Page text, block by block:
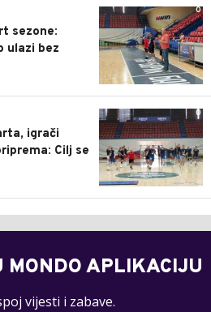
0
sezone:
ulazi bez
0
igrači
Cilj se
MONDO APLIKACIJU
vijesti i zabave.